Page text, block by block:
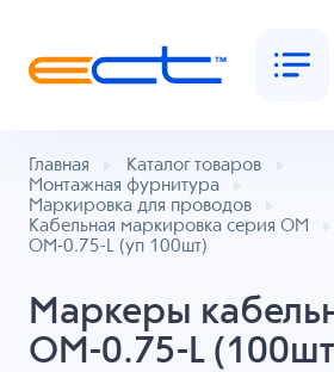
Главная
Каталог товаров
Монтажная фурнитура
Маркировка для проводов
Кабельная маркировка серия ОМ
OM-0.75-L (уп 100шт)
Маркеры
OM-0.75-L